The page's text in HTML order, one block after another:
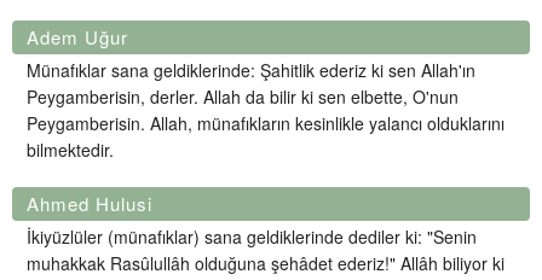
Adem Uğur
Münafıklar sana geldiklerinde: Şahitlik ederiz ki sen Allah'ın
Peygamberisin, derler. Allah da bilir ki sen elbette, O'nun
Peygamberisin. Allah, münafıkların kesinlikle yalancı olduklarını
bilmektedir.
Ahmed Hulusi
İkiyüzlüler (münafıklar) sana geldiklerinde dediler ki: "Senin
muhakkak Rasûlullâh olduğuna şehâdet ederiz!" Allâh biliyor ki